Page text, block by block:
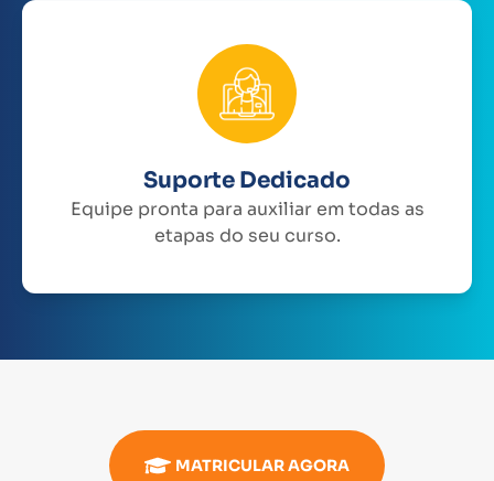
Suporte Dedicado
Equipe pronta para auxiliar em todas as
etapas do seu curso.
MATRICULAR AGORA